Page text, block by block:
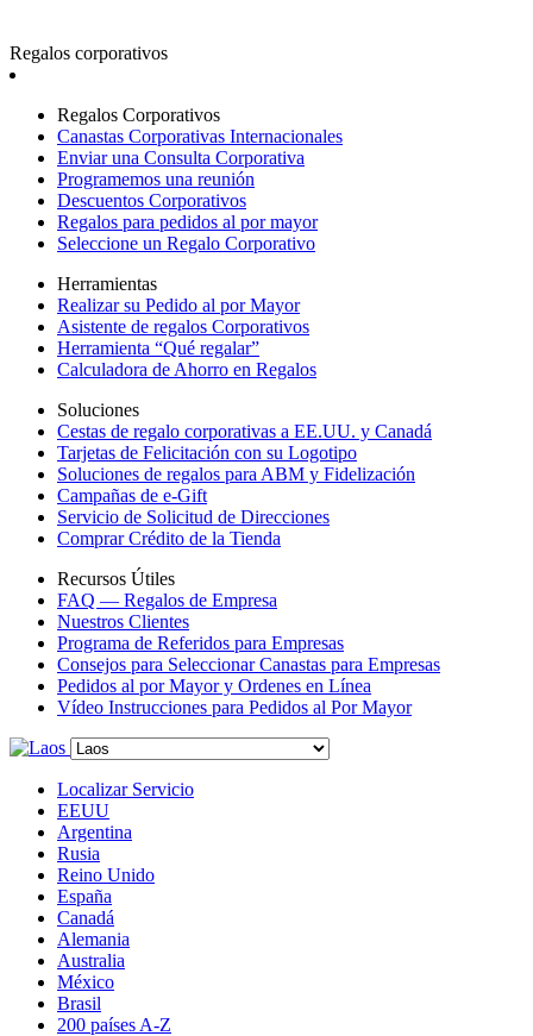
Regalos corporativos
Regalos Corporativos
Canastas Corporativas Internacionales
Enviar una Consulta Corporativa
Programemos una reunión
Descuentos Corporativos
Regalos para pedidos al por mayor
Seleccione un Regalo Corporativo
Herramientas
Realizar su Pedido al por Mayor
Asistente de regalos Corporativos
Herramienta “Qué regalar”
Calculadora de Ahorro en Regalos
Soluciones
Cestas de regalo corporativas a EE.UU. y Canadá
Tarjetas de Felicitación con su Logotipo
Soluciones de regalos para ABM y Fidelización
Campañas de e-Gift
Servicio de Solicitud de Direcciones
Comprar Crédito de la Tienda
Recursos Útiles
FAQ — Regalos de Empresa
Nuestros Clientes
Programa de Referidos para Empresas
Consejos para Seleccionar Canastas para Empresas
Pedidos al por Mayor y Ordenes en Línea
Vídeo Instrucciones para Pedidos al Por Mayor
Localizar Servicio
EEUU
Argentina
Rusia
Reino Unido
España
Canadá
Alemania
Australia
México
Brasil
200 países A-Z